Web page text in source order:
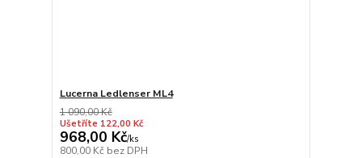
Lucerna Ledlenser ML4
1 090,00 Kč
Ušetříte 122,00 Kč
968,00 Kč/ks
800,00 Kč bez DPH